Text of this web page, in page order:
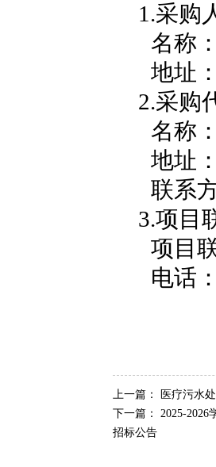
1.采购
名称
地址
2.采购
名称
地址
联系
3.项目
项目
电话
上一篇：
医疗污水
下一篇： 2025-2026
招标公告